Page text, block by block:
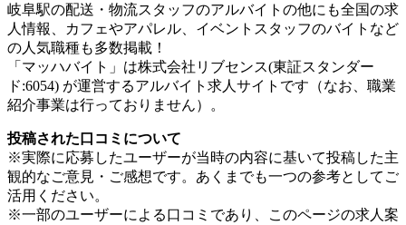
岐阜駅の配送・物流スタッフのアルバイトの他にも全国の求
人情報、カフェやアパレル、イベントスタッフのバイトなど
の人気職種も多数掲載！
「マッハバイト」は株式会社リブセンス(東証スタンダー
ド:6054) が運営するアルバイト求人サイトです（なお、職業
紹介事業は行っておりません）。
投稿された口コミについて
※実際に応募したユーザーが当時の内容に基いて投稿した主
観的なご意見・ご感想です。あくまでも一つの参考としてご
活用ください。
※一部のユーザーによる口コミであり、このページの求人案